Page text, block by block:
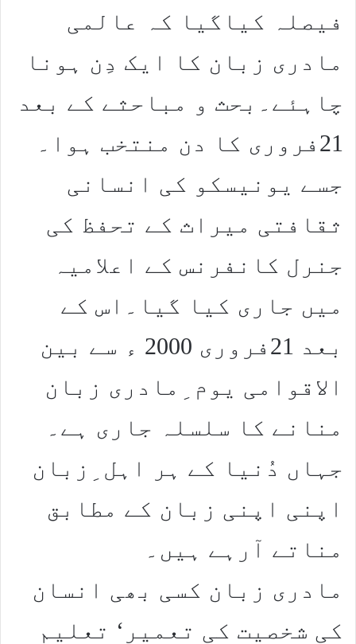
فیصلہ کیاگیا کہ عالمی
مادری زبان کا ایک دِن ہونا
چاہئے۔بحث و مباحثے کے بعد
21فروری کا دن منتخب ہوا۔
جسے یونیسکو کی انسانی
ثقافتی میراث کے تحفظ کی
جنرل کانفرنس کے اعلامیہ
میں جاری کیا گیا۔اس کے
بعد 21فروری 2000 ء سے بین
الاقوامی یوم ِمادری زبان
منانے کا سلسلہ جاری ہے۔
جہاں دُنیا کے ہر اہل ِزبان
اپنی اپنی زبان کے مطابق
مناتے آرہے ہیں۔
مادری زبان کسی بھی انسان
کی شخصیت کی تعمیر‘ تعلیم